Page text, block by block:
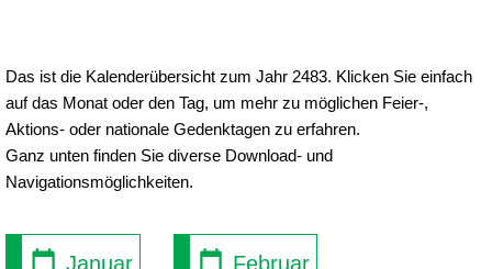
Das ist die Kalenderübersicht zum Jahr 2483. Klicken Sie einfach
auf das Monat oder den Tag, um mehr zu möglichen Feier-,
Aktions- oder nationale Gedenktagen zu erfahren.
Ganz unten finden Sie diverse Download- und
Navigationsmöglichkeiten.
Januar Februar